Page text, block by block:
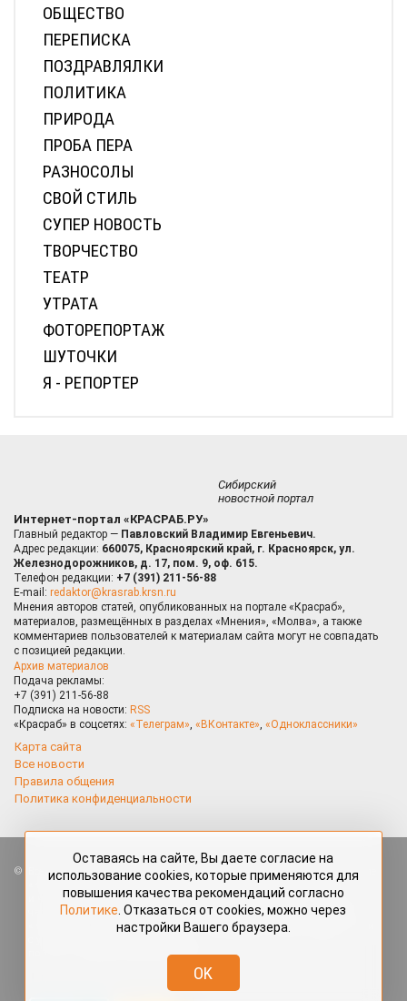
ОБЩЕСТВО
ПЕРЕПИСКА
ПОЗДРАВЛЯЛКИ
ПОЛИТИКА
ПРИРОДА
ПРОБА ПЕРА
РАЗНОСОЛЫ
СВОЙ СТИЛЬ
СУПЕР НОВОСТЬ
ТВОРЧЕСТВО
ТЕАТР
УТРАТА
ФОТОРЕПОРТАЖ
ШУТОЧКИ
Я - РЕПОРТЕР
Сибирский
новостной портал
Интернет-портал «КРАСРАБ.РУ»
Главный редактор — Павловский Владимир Евгеньевич.
Адрес редакции: 660075, Красноярский край, г. Красноярск, ул.
Железнодорожников, д. 17, пом. 9, оф. 615.
Телефон редакции: +7 (391) 211-56-88
E-mail: redaktor@krasrab.krsn.ru
Мнения авторов статей, опубликованных на портале «Красраб»,
материалов, размещённых в разделах «Мнения», «Молва», а также
комментариев пользователей к материалам сайта могут не совпадать
с позицией редакции.
Архив материалов
Подача рекламы:
+7 (391) 211-56-88
Подписка на новости: RSS
«Красраб» в соцсетях: «Телеграм» «ВКонтакте» «Одноклассники»
Карта сайта
Все новости
Правила общения
Политика конфиденциальности
Все права защищены. Любые материалы, размещённые на портале
«Красраб.ру» сотрудниками редакции, нештатными авторами
и читателями, являются объектами авторского права. Полное или
частичное использование материалов, размещённых на портале
«Красраб.ру», допускается только с письменного согласия редакции
redaktor@krasrab.krsn.ru.
Оставаясь на сайте, Вы даете согласие на
использование cookies, которые применяются для
повышения качества рекомендаций согласно
Политике . Отказаться от cookies, можно через
настройки Вашего браузера.
OK